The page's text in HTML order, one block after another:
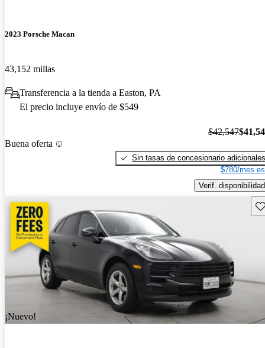
2023 Porsche Macan
43,152 millas
Transferencia a la tienda a Easton, PA
El precio incluye envío de $549
Buena oferta
$42,547
Sin tasas de concesionario adicionales
$780/mes
Verif. disponibilidad
¡Nuevo!